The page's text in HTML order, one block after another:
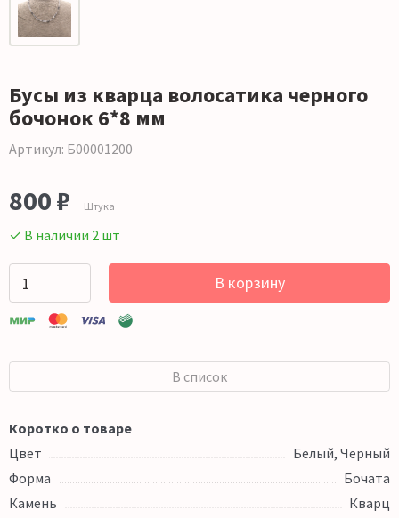
Бусы из кварца волосатика черного
бочонок 6*8 мм
Артикул: Б00001200
800 ₽ Штука
✓ В наличии 2 шт
В корзину
В список
Коротко о товаре
Цвет
Белый, Черный
Форма
Бочата
Камень
Кварц